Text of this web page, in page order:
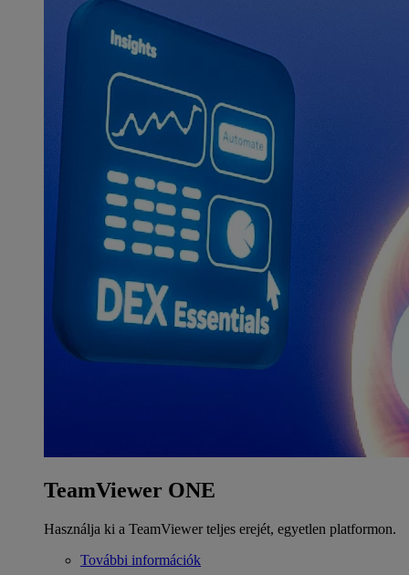
TeamViewer ONE
Használja ki a TeamViewer teljes erejét, egyetlen platformon.
További információk